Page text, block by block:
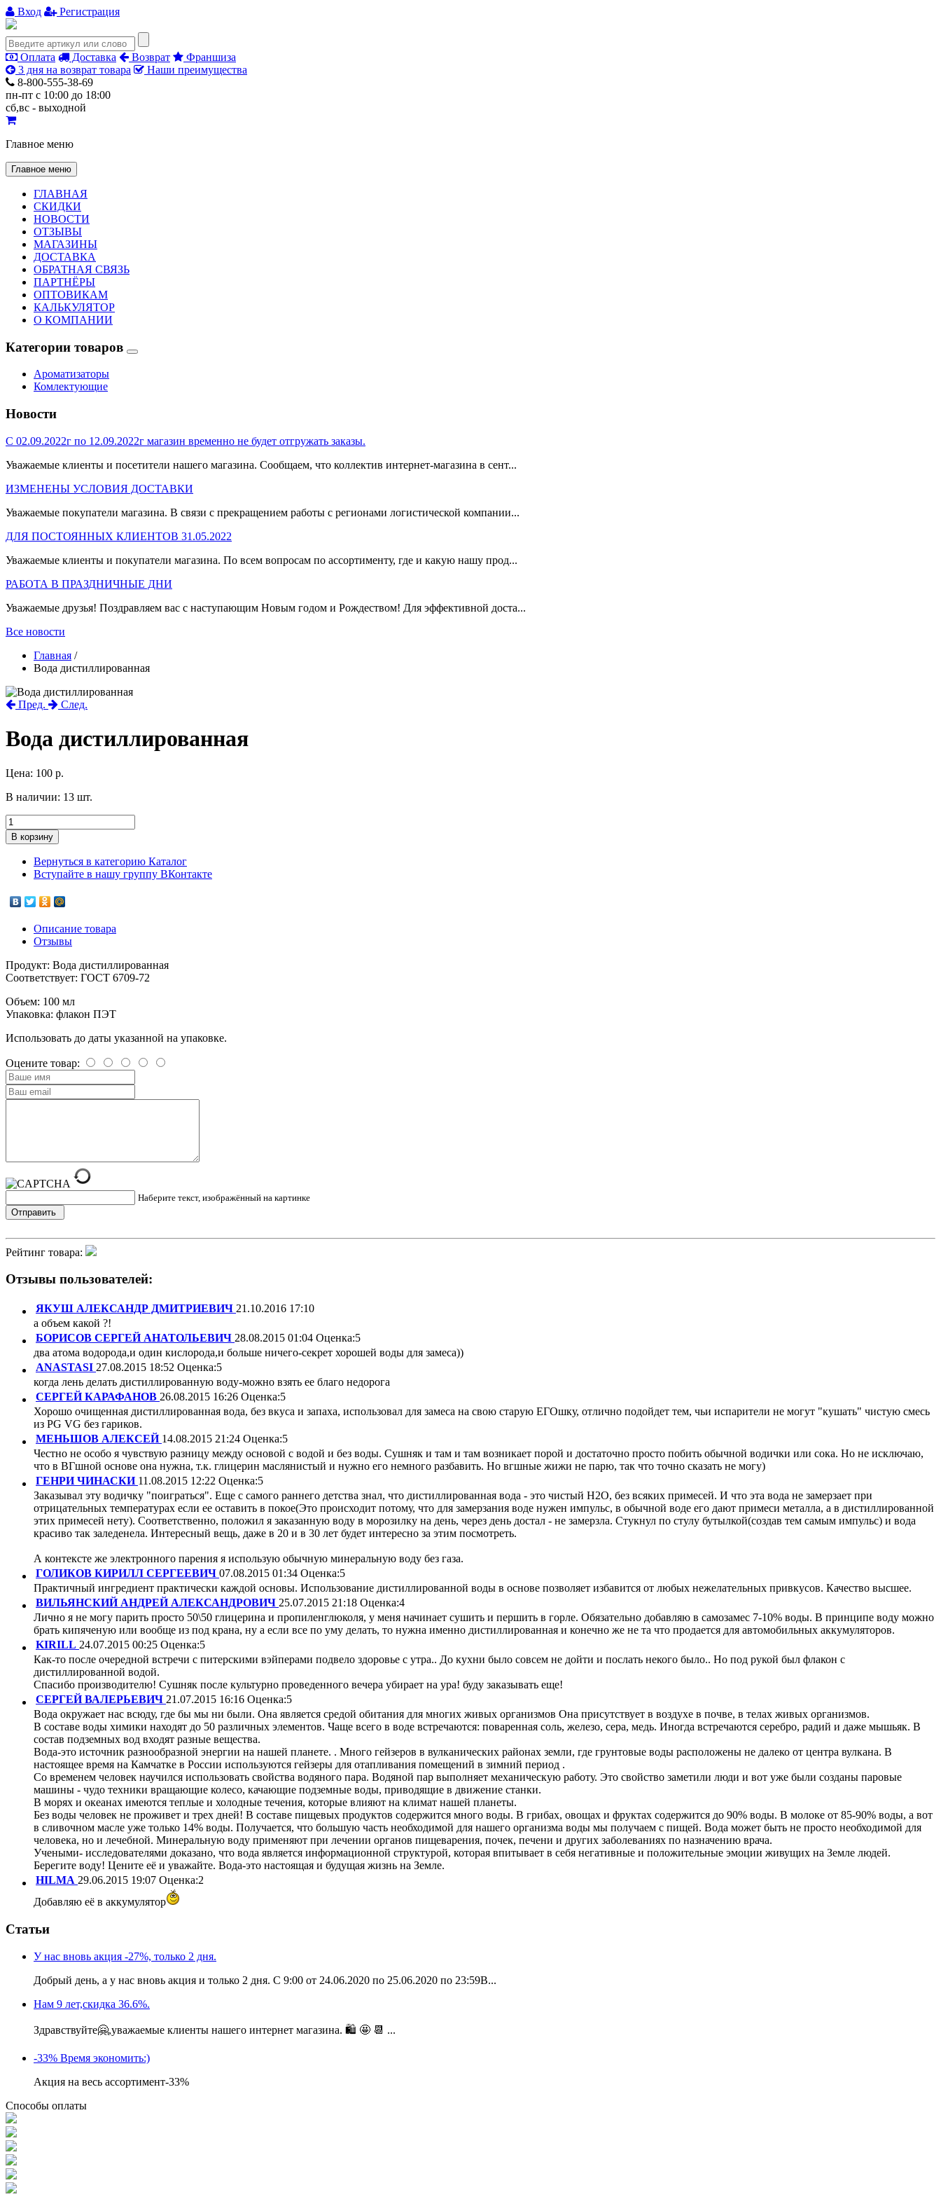
Вход Регистрация
Оплата Доставка Возврат
Франшиза
3 дня на возврат товара
Наши преимущества
8-800-555-38-69
пн-пт с 10:00 до 18:00
сб,вс - выходной
Главное меню
Главное меню
ГЛАВНАЯ
СКИДКИ
НОВОСТИ
ОТЗЫВЫ
МАГАЗИНЫ
ДОСТАВКА
ОБРАТНАЯ СВЯЗЬ
ПАРТНЁРЫ
ОПТОВИКАМ
КАЛЬКУЛЯТОР
О КОМПАНИИ
Категории товаров
Ароматизаторы
Комлектующие
Новости
С 02.09.2022г по 12.09.2022г магазин временно не будет отгружать заказы.
Уважаемые клиенты и посетители нашего магазина. Сообщаем, что коллектив интернет-магазина в сент...
ИЗМЕНЕНЫ УСЛОВИЯ ДОСТАВКИ
Уважаемые покупатели магазина. В связи с прекращением работы с регионами логистической компании...
ДЛЯ ПОСТОЯННЫХ КЛИЕНТОВ 31.05.2022
Уважаемые клиенты и покупатели магазина. По всем вопросам по ассортименту, где и какую нашу прод...
РАБОТА В ПРАЗДНИЧНЫЕ ДНИ
Уважаемые друзья! Поздравляем вас с наступающим Новым годом и Рождеством! Для эффективной доста...
Все новости
Главная /
Вода дистиллированная
Пред. След.
Вода дистиллированная
Цена: 100 р.
В наличии: 13 шт.
Вернуться в категорию Каталог
Вступайте в нашу группу ВКонтакте
Описание товара
Отзывы
Продукт: Вода дистиллированная
Соответствует: ГОСТ 6709-72
Объем: 100 мл
Упаковка: флакон ПЭТ
Использовать до даты указанной на упаковке.
Оцените товар:
Наберите текст, изображённый на картинке
Рейтинг товара:
Отзывы пользователей:
ЯКУШ АЛЕКСАНДР ДМИТРИЕВИЧ 21.10.2016 17:10
а объем какой ?!
БОРИСОВ СЕРГЕЙ АНАТОЛЬЕВИЧ 28.08.2015 01:04 Оценка:5
два атома водорода,и один кислорода,и больше ничего-секрет хорошей воды для замеса))
ANASTASI 27.08.2015 18:52 Оценка:5
когда лень делать дистиллированную воду-можно взять ее благо недорога
СЕРГЕЙ КАРАФАНОВ 26.08.2015 16:26 Оценка:5
Хорошо очищенная дистиллированная вода, без вкуса и запаха, использовал для замеса на свою старую ЕГОшку, отлично подойдет тем, чьи испарители не могут "кушать" чистую смесь
из PG VG без гариков.
МЕНЬШОВ АЛЕКСЕЙ 14.08.2015 21:24 Оценка:5
Честно не особо я чувствую разницу между основой с водой и без воды. Сушняк и там и там возникает порой и достаточно просто побить обычной водички или сока. Но не исключаю,
что в ВГшной основе она нужна, т.к. глицерин маслянистый и нужно его немного разбавить. Но вгшные жижи не парю, так что точно сказать не могу)
ГЕНРИ ЧИНАСКИ 11.08.2015 12:22 Оценка:5
Заказывал эту водичку "поиграться". Еще с самого раннего детства знал, что дистиллированная вода - это чистый H2O, без всяких примесей. И что эта вода не замерзает при
отрицательных температурах если ее оставить в покое(Это происходит потому, что для замерзания воде нужен импульс, в обычной воде его дают примеси металла, а в дистиллированной
этих примесей нету). Соответственно, положил я заказанную воду в морозилку на день, через день достал - не замерзла. Стукнул по стулу бутылкой(создав тем самым импульс) и вода
красиво так заледенела. Интересный вещь, даже в 20 и в 30 лет будет интересно за этим посмотреть.
А контексте же электронного парения я использую обычную минеральную воду без газа.
ГОЛИКОВ КИРИЛЛ СЕРГЕЕВИЧ 07.08.2015 01:34 Оценка:5
Практичный ингредиент практически каждой основы. Использование дистиллированной воды в основе позволяет избавится от любых нежелательных привкусов. Качество высшее.
ВИЛЬЯНСКИЙ АНДРЕЙ АЛЕКСАНДРОВИЧ 25.07.2015 21:18 Оценка:4
Лично я не могу парить просто 50\50 глицерина и пропиленглюколя, у меня начинает сушить и першить в горле. Обязательно добавляю в самозамес 7-10% воды. В принципе воду можно
брать кипяченую или вообще из под крана, ну а если все по уму делать, то нужна именно дистиллированная и конечно же не та что продается для автомобильных аккумуляторов.
KIRILL 24.07.2015 00:25 Оценка:5
Как-то после очередной встречи с питерскими вэйперами подвело здоровье с утра.. До кухни было совсем не дойти и послать некого было.. Но под рукой был флакон с
дистиллированной водой.
Спасибо производителю! Сушняк после культурно проведенного вечера убирает на ура! буду заказывать еще!
СЕРГЕЙ ВАЛЕРЬЕВИЧ 21.07.2015 16:16 Оценка:5
Вода окружает нас всюду, где бы мы ни были. Она является средой обитания для многих живых организмов Она присутствует в воздухе в почве, в телах живых организмов.
В составе воды химики находят до 50 различных элементов. Чаще всего в воде встречаются: поваренная соль, железо, сера, медь. Иногда встречаются серебро, радий и даже мышьяк. В
состав подземных вод входят разные вещества.
Вода-это источник разнообразной энергии на нашей планете. . Много гейзеров в вулканических районах земли, где грунтовые воды расположены не далеко от центра вулкана. В
настоящее время на Камчатке в России используются гейзеры для отапливания помещений в зимний период .
Со временем человек научился использовать свойства водяного пара. Водяной пар выполняет механическую работу. Это свойство заметили люди и вот уже были созданы паровые
машины - чудо техники вращающие колесо, качающие подземные воды, приводящие в движение станки.
В морях и океанах имеются теплые и холодные течения, которые влияют на климат нашей планеты.
Без воды человек не проживет и трех дней! В составе пищевых продуктов содержится много воды. В грибах, овощах и фруктах содержится до 90% воды. В молоке от 85-90% воды, а вот
в сливочном масле уже только 14% воды. Получается, что большую часть необходимой для нашего организма воды мы получаем с пищей. Вода может быть не просто необходимой для
человека, но и лечебной. Минеральную воду применяют при лечении органов пищеварения, почек, печени и других заболеваниях по назначению врача.
Учеными- исследователями доказано, что вода является информационной структурой, которая впитывает в себя негативные и положительные эмоции живущих на Земле людей.
Берегите воду! Цените её и уважайте. Вода-это настоящая и будущая жизнь на Земле.
HILMA 29.06.2015 19:07 Оценка:2
Добавляю её в аккумулятор
Статьи
У нас вновь акция -27%, только 2 дня.
Добрый день, а у нас вновь акция и только 2 дня. С 9:00 от 24.06.2020 по 25.06.2020 по 23:59В...
Нам 9 лет,скидка 36.6%.
Здравствуйте🤗,уважаемые клиенты нашего интернет магазина. 🛍 🤩 📆 ...
-33% Время экономить:)
Акция на весь ассортимент-33%
Способы оплаты